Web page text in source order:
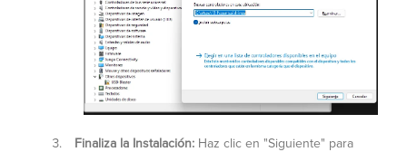
Finaliza la Instalación: Haz clic en "Siguiente" para